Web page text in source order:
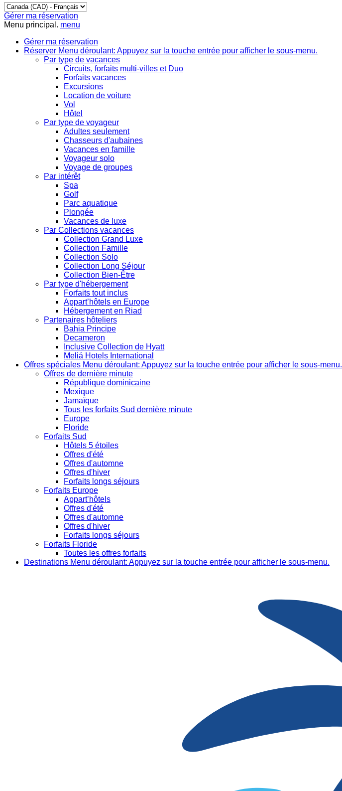
Gérer ma réservation
Menu principal. menu
Gérer ma réservation
Réserver Menu déroulant: Appuyez sur la touche entrée pour afficher le sous-menu.
Par type de vacances
Circuits, forfaits multi-villes et Duo
Forfaits vacances
Excursions
Location de voiture
Vol
Hôtel
Par type de voyageur
Adultes seulement
Chasseurs d'aubaines
Vacances en famille
Voyageur solo
Voyage de groupes
Par intérêt
Spa
Golf
Parc aquatique
Plongée
Vacances de luxe
Par Collections vacances
Collection Grand Luxe
Collection Famille
Collection Solo
Collection Long Séjour
Collection Bien-Être
Par type d'hébergement
Forfaits tout inclus
Appart’hôtels en Europe
Hébergement en Riad
Partenaires hôteliers
Bahia Principe
Decameron
Inclusive Collection de Hyatt
Meliá Hotels International
Offres spéciales Menu déroulant: Appuyez sur la touche entrée pour afficher le sous-menu.
Offres de dernière minute
République dominicaine
Mexique
Jamaïque
Tous les forfaits Sud dernière minute
Europe
Floride
Forfaits Sud
Hôtels 5 étoiles
Offres d'été
Offres d'automne
Offres d'hiver
Forfaits longs séjours
Forfaits Europe
Appart’hôtels
Offres d'été
Offres d'automne
Offres d'hiver
Forfaits longs séjours
Forfaits Floride
Toutes les offres forfaits
Destinations Menu déroulant: Appuyez sur la touche entrée pour afficher le sous-menu.